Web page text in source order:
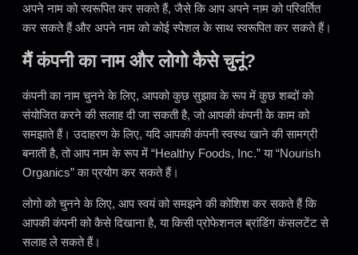
अपने नाम को स्वरूपित कर सकते हैं, जैसे कि आप अपने नाम को परिवर्तित
कर सकते हैं और अपने नाम को कोई स्पेशल के साथ स्वरूपित कर सकते हैं।
मैं कंपनी का नाम और लोगो कैसे चुनूं?
कंपनी का नाम चुनने के लिए, आपको कुछ सुझाव के रूप में कुछ शब्दों को
संयोजित करने की सलाह दी जा सकती है, जो आपकी कंपनी के काम को
समझाते हैं। उदाहरण के लिए, यदि आपकी कंपनी स्वस्थ खाने की सामग्री
बनाती है, तो आप नाम के रूप में “Healthy Foods, Inc.” या “Nourish
Organics” का प्रयोग कर सकते हैं।
लोगो को चुनने के लिए, आप स्वयं को समझने की कोशिश कर सकते हैं कि
आपकी कंपनी को कैसे दिखाना है, या किसी प्रोफेशनल ब्रांडिंग कंसलटेंट से
सलाह ले सकते हैं।